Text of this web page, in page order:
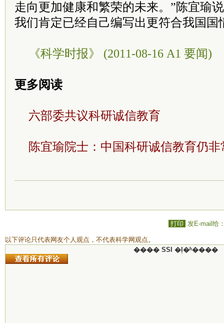
走向更加健康和繁荣的未来。”陈宜瑜
我们肯定已经自己编写出更符合我国国
《科学时报》 (2011-08-16 A1 要闻)
更多阅读
六部委共议科研诚信教育
陈宜瑜院士：中国科研诚信教育仍非
打印 发E-mail给
以下评论只代表网友个人观点，不代表科学网观点。
���� SSI �ļ�ʱ����